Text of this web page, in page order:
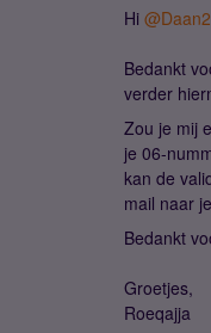
Hi ​
Bedankt
verder
Zou je mij
je 06-
kan de
mail naar
Bedankt
Groetjes,
Roeqajja